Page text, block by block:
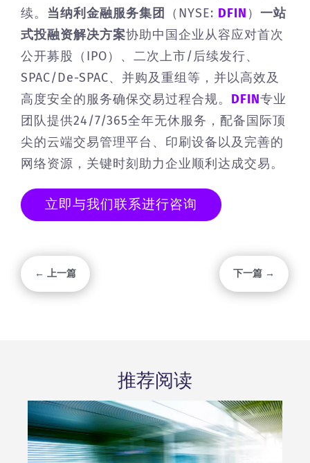
续。 当纳利金融服务集团 （NYSE: DFIN ） 一站
式投融资解决方案协助中国企业从容应对首次
公开募股（IPO）、二次上市/后续发行、
SPAC/De-SPAC、并购及重组等，并以高效及
高度安全的服务确保交易过程合规。 DFIN专业
团队提供24/7/365全年无休服务，配备国际顶
尖的云端交易管理平台、印刷设备以及完善的
网络资源，关键时刻助力企业顺利达成交易。
立即与我们联系进行咨询
← 上一篇 下一篇 →
推荐阅读